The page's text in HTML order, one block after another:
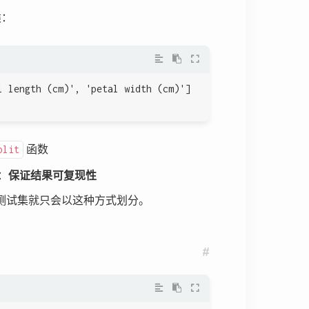
length (cm)', 'petal width (cm)']
函数
保证结果可复现性
集就只会以这种方式划分。
#